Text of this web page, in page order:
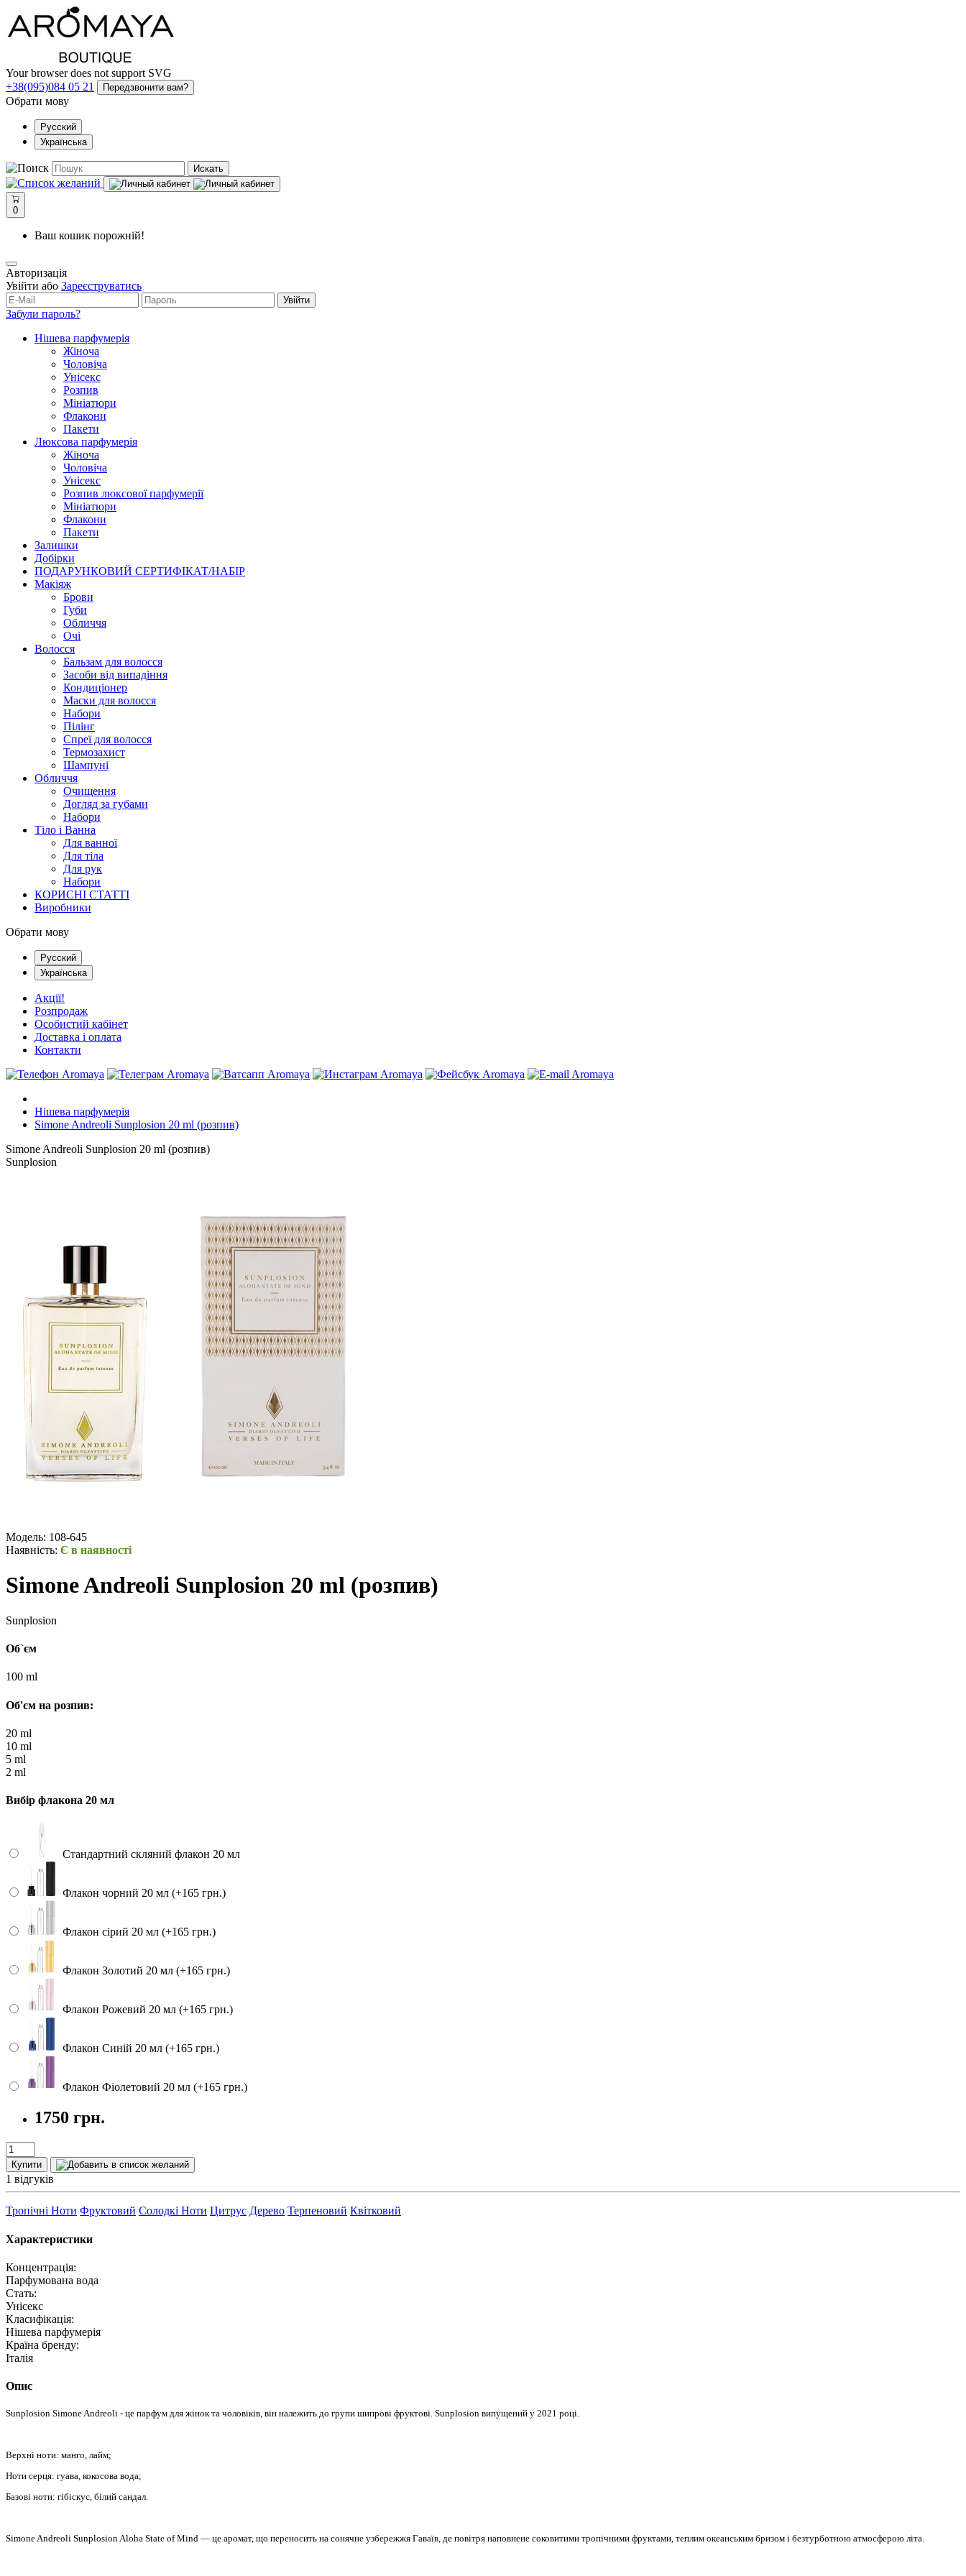
Your browser does not support SVG
+38(095)084 05 21
Передзвонити вам?
Обрати мову
Русский
Українська
Искать
0
Ваш кошик порожній!
Авторизація
Увійти або Зареєструватись
Увійти
Забули пароль?
Нішева парфумерія
Жіноча
Чоловіча
Унісекс
Розпив
Мініатюри
Флакони
Пакети
Люксова парфумерія
Жіноча
Чоловіча
Унісекс
Розпив люксової парфумерії
Мініатюри
Флакони
Пакети
Залишки
Добірки
ПОДАРУНКОВИЙ СЕРТИФІКАТ/НАБІР
Макіяж
Брови
Губи
Обличчя
Очі
Волосся
Бальзам для волосся
Засоби від випадіння
Кондиціонер
Маски для волосся
Набори
Пілінг
Спреї для волосся
Термозахист
Шампуні
Обличчя
Очищення
Догляд за губами
Набори
Тіло і Ванна
Для ванної
Для тіла
Для рук
Набори
КОРИСНІ СТАТТІ
Виробники
Обрати мову
Русский
Українська
Акції!
Розпродаж
Особистий кабінет
Доставка і оплата
Контакти
Нішева парфумерія
Simone Andreoli Sunplosion 20 ml (розпив)
Simone Andreoli Sunplosion 20 ml (розпив)
Sunplosion
Модель: 108-645
Наявність: Є в наявності
Simone Andreoli Sunplosion 20 ml (розпив)
Sunplosion
Об`єм
100 ml
Об'єм на розпив:
20 ml
10 ml
5 ml
2 ml
Вибір флакона 20 мл
Стандартний скляний флакон 20 мл
Флакон чорний 20 мл (+165 грн.)
Флакон сірий 20 мл (+165 грн.)
Флакон Золотий 20 мл (+165 грн.)
Флакон Рожевий 20 мл (+165 грн.)
Флакон Синій 20 мл (+165 грн.)
Флакон Фіолетовий 20 мл (+165 грн.)
1750 грн.
Купити
1 відгуків
Тропічні Ноти Фруктовий Солодкі Ноти Цитрус Дерево Терпеновий Квітковий
Характеристики
Концентрація:
Парфумована вода
Стать:
Унісекс
Класифікація:
Нішева парфумерія
Країна бренду:
Італія
Опис
Sunplosion Simone Andreoli - це парфум для жінок та чоловіків, він належить до групи шипрові фруктові. Sunplosion випущений у 2021 році.
Верхні ноти: манго, лайм;
Ноти серця: гуава, кокосова вода;
Базові ноти: гібіскус, білий сандал.
Simone Andreoli Sunplosion Aloha State of Mind — це аромат, що переносить на сонячне узбережжя Гаваїв, де повітря наповнене соковитими тропічними фруктами, теплим океанським бризом і безтурботною атмосферою літа.